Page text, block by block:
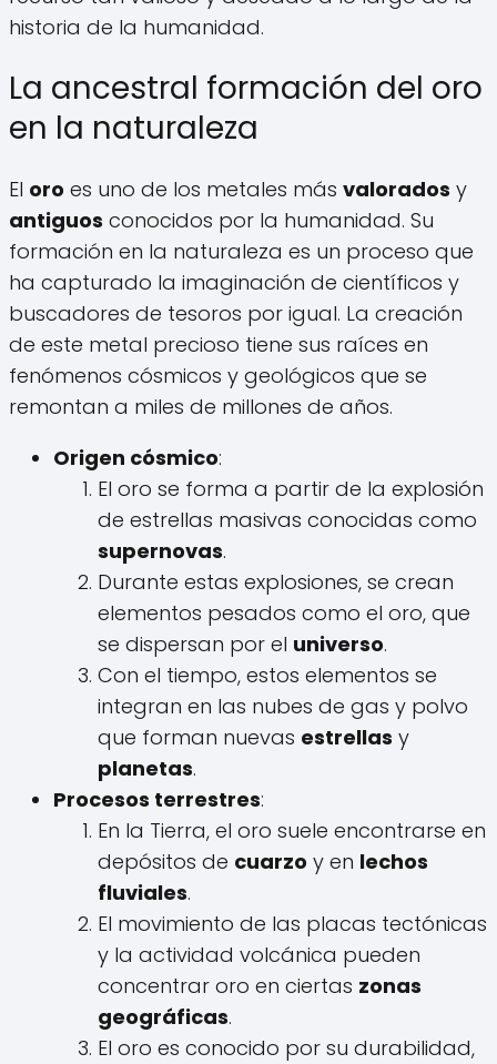
historia de la humanidad.
La ancestral formación del oro
en la naturaleza
El oro es uno de los metales más valorados y
antiguos conocidos por la humanidad. Su
formación en la naturaleza es un proceso que
ha capturado la imaginación de científicos y
buscadores de tesoros por igual. La creación
de este metal precioso tiene sus raíces en
fenómenos cósmicos y geológicos que se
remontan a miles de millones de años.
Origen cósmico:
El oro se forma a partir de la explosión
de estrellas masivas conocidas como
supernovas.
Durante estas explosiones, se crean
elementos pesados como el oro, que
se dispersan por el universo.
Con el tiempo, estos elementos se
integran en las nubes de gas y polvo
que forman nuevas estrellas y
planetas.
Procesos terrestres:
En la Tierra, el oro suele encontrarse en
depósitos de cuarzo y en lechos
fluviales.
El movimiento de las placas tectónicas
y la actividad volcánica pueden
concentrar oro en ciertas zonas
geográficas.
El oro es conocido por su durabilidad,